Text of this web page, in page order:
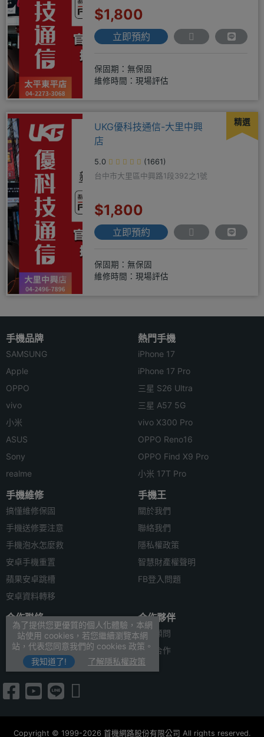
$1,800
立即預約
保固期：無保固
維修時間：現場評估
精選
UKG優科技通信-大里中興
店
5.0
(1661)
台中市大里區中興路1段392之1號
$1,800
立即預約
保固期：無保固
維修時間：現場評估
手機品牌
SAMSUNG
Apple
OPPO
vivo
小米
ASUS
Sony
realme
熱門手機
iPhone 17
iPhone 17 Pro
三星 S26 Ultra
三星 A57 5G
vivo X300 Pro
OPPO Reno16
OPPO Find X9 Pro
小米 17T Pro
手機維修
搞懂維修保固
手機送修要注意
手機泡水怎麼救
安卓手機重置
蘋果安卓跳槽
安卓資料轉移
手機王
關於我們
聯絡我們
隱私權政策
智慧財產權聲明
FB登入問題
合作聯絡
廣告刊登
加入商店報價
新聞聯絡
合作夥伴
法律顧問
媒體合作
Copyright © 1999-2026 首機網路股份有限公司 All rights reserved.
為了提供您更優質的個人化體驗，本網
站使用 cookies，若您繼續瀏覽本網
站，代表您同意我們的 cookies 政策。
我知道了!
了解隱私權政策